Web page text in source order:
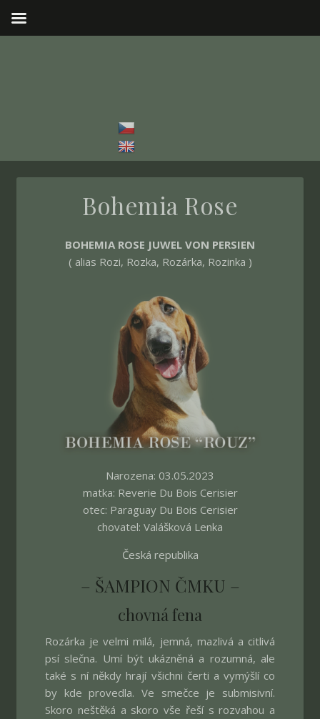
Bohemia Rose
BOHEMIA ROSE JUWEL VON PERSIEN
( alias Rozi, Rozka, Rozárka, Rozinka )
Narozena: 03.05.2023
matka: Reverie Du Bois Cerisier
otec: Paraguay Du Bois Cerisier
chovatel: Valášková Lenka
Česká republika
– ŠAMPION ČMKU –
chovná fena
Rozárka je velmi milá, jemná, mazlivá a citlivá
psí slečna. Umí být ukázněná a rozumná, ale
také s ní někdy hrají všichni čerti a vymýšlí co
by kde provedla. Ve smečce je submisivní.
Skoro neštěká a skoro vše řeší s rozvahou a